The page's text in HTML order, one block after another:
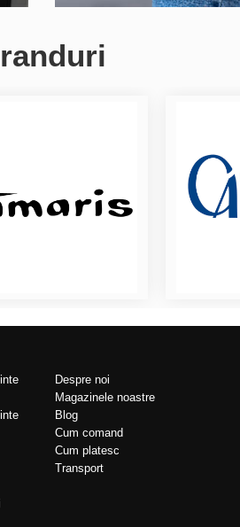
Despre noi
Magazinele noastre
Blog
Cum comand
Cum platesc
Transport